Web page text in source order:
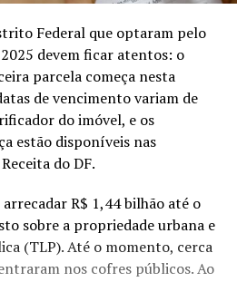
Federal que optaram pelo
devem ficar atentos: o
parcela começa nesta
de vencimento variam de
do imóvel, e os
estão disponíveis nas
do DF.
R$ 1,44 bilhão até o
sobre a propriedade urbana e
(TLP). Até o momento, cerca
nos cofres públicos. Ao